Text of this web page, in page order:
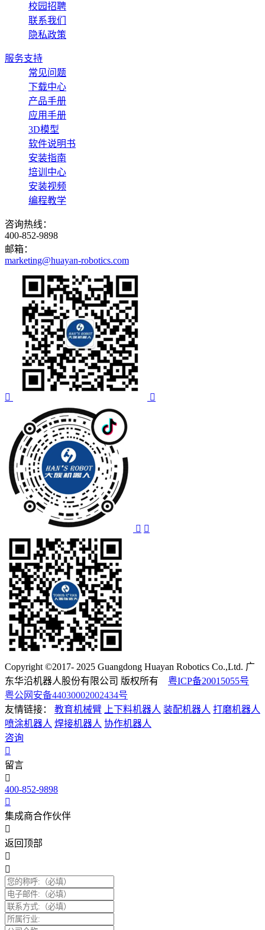
校园招聘
联系我们
隐私政策
服务支持
常见问题
下载中心
产品手册
应用手册
3D模型
软件说明书
安装指南
培训中心
安装视频
编程教学
咨询热线：
400-852-9898
邮箱：
marketing@huayan-robotics.com
Copyright ©2017- 2025 Guangdong Huayan Robotics Co.,Ltd. 广
东华沿机器人股份有限公司 版权所有 粤ICP备20015055号
粤公网安备44030002002434号
友情链接：
教育机械臂 上下料机器人 装配机器人 打磨机器人
喷涂机器人 焊接机器人 协作机器人
咨询
留言
400-852-9898
集成商合作伙伴
返回顶部